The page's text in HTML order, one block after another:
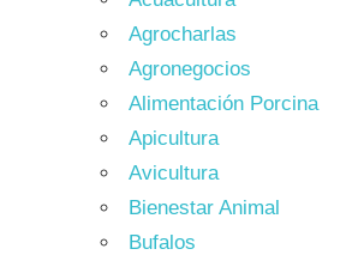
Agrocharlas
Agronegocios
Alimentación Porcina
Apicultura
Avicultura
Bienestar Animal
Bufalos